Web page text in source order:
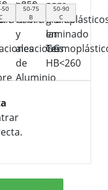
50
50-75
B
50-90
C